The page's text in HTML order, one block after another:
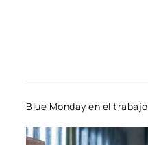
Blue Monday en el trabajo